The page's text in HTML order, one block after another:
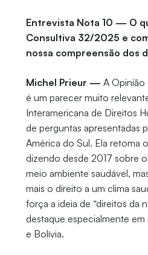
Entrevista Nota 10 — O
Consultiva 32/2025 e
nossa compreensão dos
Michel Prieur — A
é um parecer muito
Interamericana de Direitos
de perguntas apresentadas
América do Sul. Ela retoma
dizendo desde 2017 sobre
meio ambiente saudável,
mais o direito a um clima
força a ideia de “direitos da
destaque especialmente
e Bolívia.